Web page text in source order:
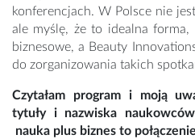
konferencjach. W Polsce nie
ale myślę, że to idealna
biznesowe, a Beauty
do zorganizowania takich
Czytałam program i moją
tytuły i nazwiska
nauka plus biznes to